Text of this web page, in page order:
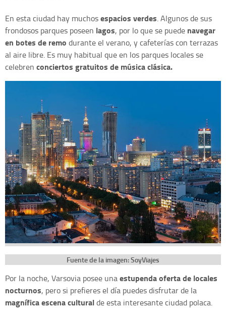
En esta ciudad hay muchosespacios verdes. Algunos de sus
frondosos parques poseen lagos, por lo que se puede navegar
en botes de remo durante el verano, y cafeterías con terrazas
al aire libre. Es muy habitual que en los parques locales se
celebren conciertos gratuitos de música clásica.
Fuente de la imagen: SoyViajes
Por la noche, Varsovia posee unaestupenda oferta de locales
nocturnos, pero si prefieres el día puedes disfrutar de la
magnífica escena culturalde esta interesante ciudad polaca.